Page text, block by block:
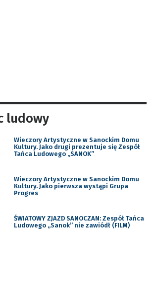
ludowy
Wieczory Artystyczne w Sanockim Domu
Kultury. Jako drugi prezentuje się Zespół
Tańca Ludowego ,,SANOK”
Wieczory Artystyczne w Sanockim Domu
Kultury. Jako pierwsza wystąpi Grupa
Progres
ŚWIATOWY ZJAZD SANOCZAN: Zespół Tańca
Ludowego „Sanok” nie zawiódł (FILM)